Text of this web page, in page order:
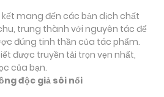
mang đến các bản dịch chất
trung thành với nguyên tác để
đúng tinh thần của tác phẩm.
được truyền tải trọn vẹn nhất,
của bạn.
độc giả sôi nổi